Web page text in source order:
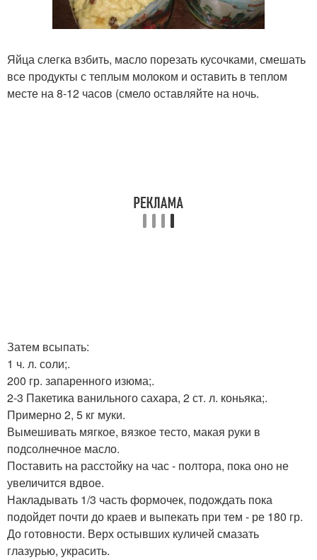
Яйца слегка взбить, масло порезать кусочками, смешать
все продукты с теплым молоком и оставить в теплом
месте на 8-12 часов (смело оставляйте на ночь.
Затем всыпать:
1 ч. л. соли;.
200 гр. запаренного изюма;.
2-3 Пакетика ванильного сахара, 2 ст. л. коньяка;.
Примерно 2, 5 кг муки.
Вымешивать мягкое, вязкое тесто, макая руки в
подсолнечное масло.
Поставить на расстойку на час - полтора, пока оно не
увеличится вдвое.
Накладывать 1/3 часть формочек, подождать пока
подойдет почти до краев и выпекать при тем - ре 180 гр.
До готовности. Верх остывших куличей смазать
глазурью, украсить.